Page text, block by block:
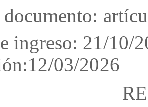
ingreso: 21/10/
03/2026